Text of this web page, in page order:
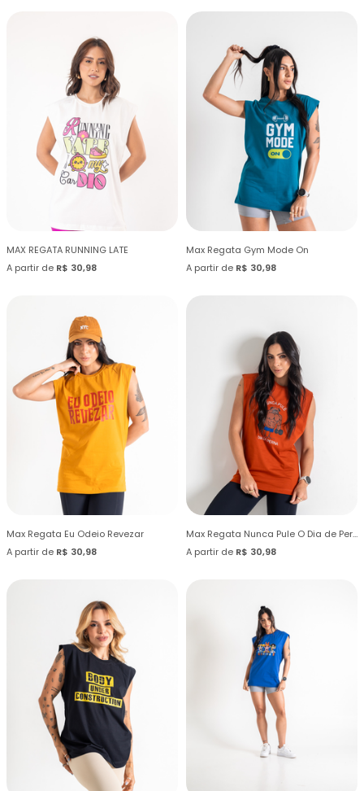
MAX REGATA RUNNING LATE
A partir de R$ 30,98
Max Regata Gym Mode On
A partir de R$ 30,98
Max Regata Eu Odeio Revezar
A partir de R$ 30,98
Max Regata Nunca Pule O Dia de Perna
A partir de R$ 30,98